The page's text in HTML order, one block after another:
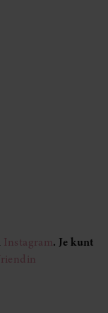
Instagram. Je kunt